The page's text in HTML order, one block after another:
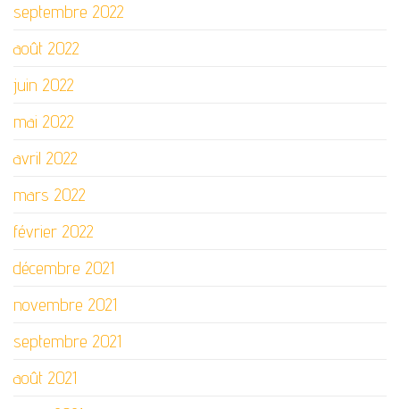
septembre 2022
août 2022
juin 2022
mai 2022
avril 2022
mars 2022
février 2022
décembre 2021
novembre 2021
septembre 2021
août 2021